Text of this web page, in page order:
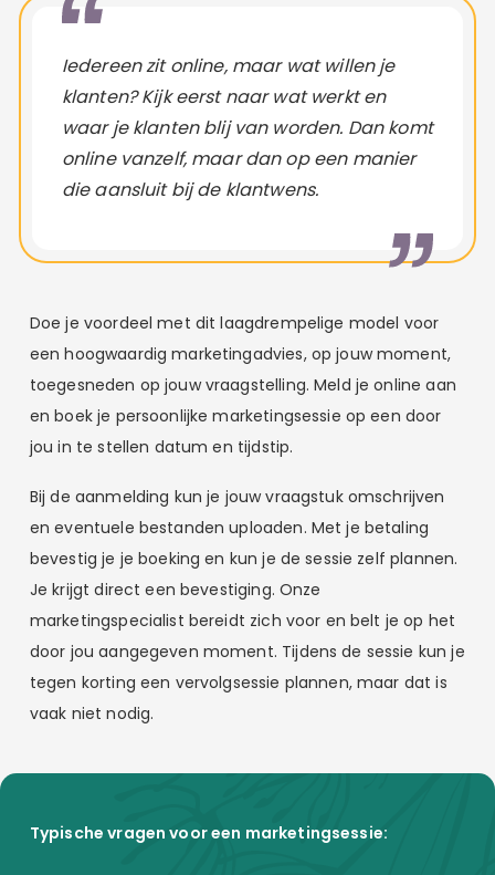
Iedereen zit online, maar wat willen je
klanten? Kijk eerst naar wat werkt en
waar je klanten blij van worden. Dan komt
online vanzelf, maar dan op een manier
die aansluit bij de klantwens.
Doe je voordeel met dit laagdrempelige model voor
een hoogwaardig marketingadvies, op jouw moment,
toegesneden op jouw vraagstelling. Meld je online aan
en boek je persoonlijke marketingsessie op een door
jou in te stellen datum en tijdstip.
Bij de aanmelding kun je jouw vraagstuk omschrijven
en eventuele bestanden uploaden. Met je betaling
bevestig je je boeking en kun je de sessie zelf plannen.
Je krijgt direct een bevestiging. Onze
marketingspecialist bereidt zich voor en belt je op het
door jou aangegeven moment. Tijdens de sessie kun je
tegen korting een vervolgsessie plannen, maar dat is
vaak niet nodig.
Typische vragen voor een marketingsessie: